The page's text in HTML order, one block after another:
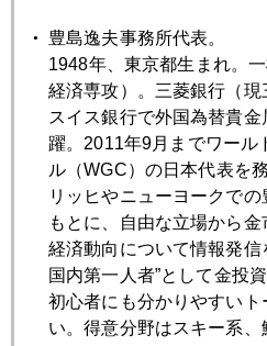
2019
1月 2月 3月
7月 8月 9月
2019年06月28日
どうなる週明け日本市場、世界
豊島逸夫事務所代表。
1948年、東京都生まれ。
経済専攻）。三菱銀行（現
スイス銀行で外国為替貴
躍。2011年9月までワール
ル（WGC）の日本代表を
リッヒやニューヨークで
もとに、自由な立場から
経済動向について情報発信
国内第一人者”として金投
初心者にも分かりやすい
い。得意分野はスキー系、